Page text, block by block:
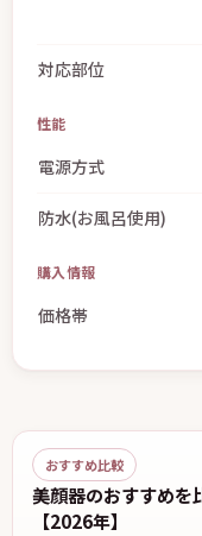
対応部位
性能
電源方式
防水(お風呂使用)
購入情報
価格帯
おすすめ比較
美顔器のおすすめを
【2026年】